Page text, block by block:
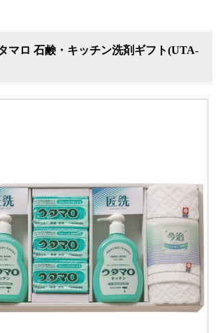
マロ 石鹸・キッチン洗剤ギフト(UTA-